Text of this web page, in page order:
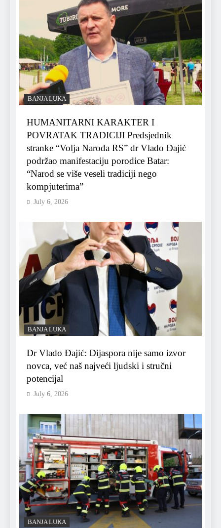
BANJA LUKA
HUMANITARNI KARAKTER I
POVRATAK TRADICIJI Predsjednik
stranke “Volja Naroda RS” dr Vlado Đajić
podržao manifestaciju porodice Batar:
“Narod se više veseli tradiciji nego
kompjuterima”
July 6, 2026
BANJA LUKA
Dr Vlado Đajić: Dijaspora nije samo izvor
novca, već naš najveći ljudski i stručni
potencijal
July 6, 2026
BANJA LUKA